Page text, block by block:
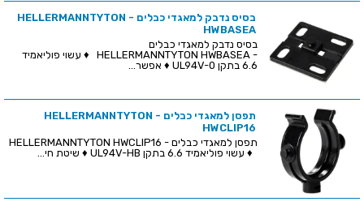
בסיס נדבק למאגדי כבלים - HELLERMANNTYTON
HWBASEA
בסיס נדבק למאגדי כבלים
- HELLERMANNTYTON HWBASEA ♦ עשוי פוליאמיד
6.6 בתקן UL94V-0 ♦ אפשר...
תפסן למאגדי כבלים - HELLERMANNTYTON
HWCLIP16
תפסן למאגדי כבלים - HELLERMANNTYTON HWCLIP16
♦ עשוי פוליאמיד 6.6 בתקן UL94V-HB ♦ שיטת חי...